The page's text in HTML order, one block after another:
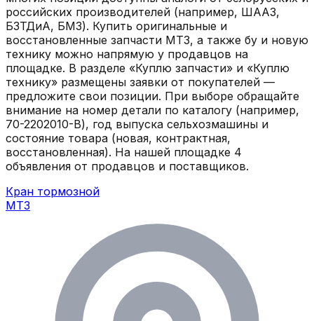
российских производителей (например, ШААЗ,
БЗТДиА, БМЗ). Купить оригинальные и
восстановленные запчасти МТЗ, а также бу и новую
технику можно напрямую у продавцов на
площадке. В разделе «Куплю запчасти» и «Куплю
технику» размещены заявки от покупателей —
предложите свои позиции. При выборе обращайте
внимание на номер детали по каталогу (например,
70-2202010-В), год выпуска сельхозмашины и
состояние товара (новая, контрактная,
восстановленная). На нашей площадке 4
объявления от продавцов и поставщиков.
Кран тормозной
МТЗ